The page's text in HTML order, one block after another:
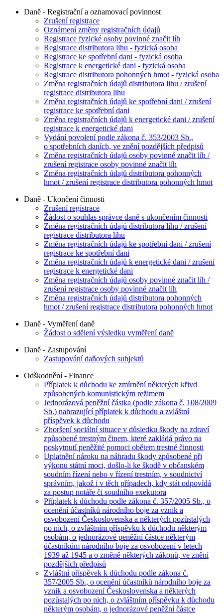
Daně - Registrační a oznamovací povinnost
Zrušení registrace
Oznámení změny registračních údajů
Registrace fyzické osoby povinné značit líh
Registrace distributora lihu - fyzická osoba
Registrace ke spotřební dani - fyzická osoba
Registrace k energetické dani - fyzická osoba
Registrace distributora pohonných hmot - fyzická osoba
Změna registračních údajů distributora lihu / zrušení
registrace distributora lihu
Změna registračních údajů ke spotřební dani / zrušení
registrace ke spotřební dani
Změna registračních údajů k energetické dani / zrušení
registrace k energetické dani
Vydání povolení podle zákona č. 353/2003 Sb.,
o spotřebních daních, ve znění pozdějších předpisů
Změna registračních údajů osoby povinné značit líh /
zrušení registrace osoby povinné značit líh
Změna registračních údajů distributora pohonných
hmot / zrušení registrace distributora pohonných hmot
Daně - Ukončení činnosti
Zrušení registrace
Žádost o souhlas správce daně s ukončením činnosti
Změna registračních údajů distributora lihu / zrušení
registrace distributora lihu
Změna registračních údajů ke spotřební dani / zrušení
registrace ke spotřební dani
Změna registračních údajů k energetické dani / zrušení
registrace k energetické dani
Změna registračních údajů osoby povinné značit líh /
zrušení registrace osoby povinné značit líh
Změna registračních údajů distributora pohonných
hmot / zrušení registrace distributora pohonných hmot
Daně - Vyměření daně
Žádost o sdělení výsledku vyměření daně
Daně - Zastupování
Zastupování daňových subjektů
Odškodnění - Finance
Příplatek k důchodu ke zmírnění některých křivd
způsobených komunistickým režimem
Jednorázová peněžní částka (podle zákona č. 108/2009
Sb.) nahrazující příplatek k důchodu a zvláštní
příspěvek k důchodu
Zhoršení sociální situace v důsledku škody na zdraví
způsobené trestným činem, které zakládá právo na
poskytnutí peněžité pomoci obětem trestné činnosti
Uplatnění nároku na náhradu škody způsobené při
výkonu státní moci, došlo-li ke škodě v občanském
soudním řízení nebo v řízení trestním, v soudnictví
správním, jakož i v těch případech, kdy stát odpovídá
za postup notáře či soudního exekutora
Příplatek k důchodu podle zákona č. 357/2005 Sb., o
ocenění účastníků národního boje za vznik a
osvobození Československa a některých pozůstalých
po nich, o zvláštním příspěvku k důchodu některým
osobám, o jednorázové peněžní částce některým
účastníkům národního boje za osvobození v letech
1939 až 1945 a o změně některých zákonů, ve znění
pozdějších předpisů
Zvláštní příspěvek k důchodu podle zákona č.
357/2005 Sb., o ocenění účastníků národního boje za
vznik a osvobození Československa a některých
pozůstalých po nich, o zvláštním příspěvku k důchodu
některým osobám, o jednorázové peněžní částce